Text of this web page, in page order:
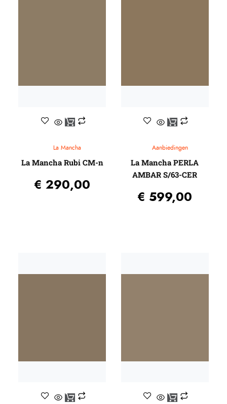
La Mancha
La Mancha Rubi CM-n
€ 290,00
Aanbiedingen
La Mancha PERLA
AMBAR S/63-CER
€ 599,00